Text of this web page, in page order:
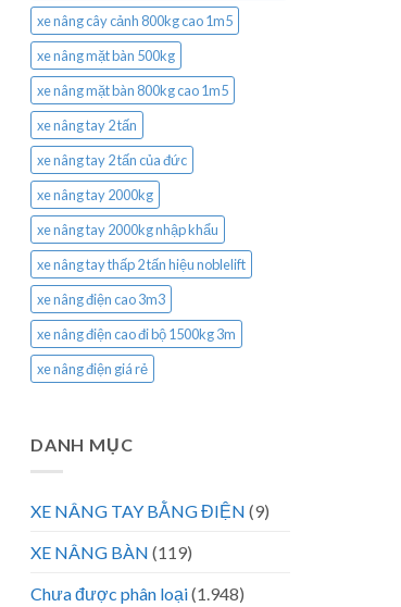
xe nâng cây cảnh 800kg cao 1m5
xe nâng mặt bàn 500kg
xe nâng mặt bàn 800kg cao 1m5
xe nâng tay 2 tấn
xe nâng tay 2 tấn của đức
xe nâng tay 2000kg
xe nâng tay 2000kg nhập khẩu
xe nâng tay thấp 2 tấn hiệu noblelift
xe nâng điện cao 3m3
xe nâng điện cao đi bộ 1500kg 3m
xe nâng điện giá rẻ
DANH MỤC
XE NÂNG TAY BẰNG ĐIỆN (9)
XE NÂNG BÀN (119)
Chưa được phân loại(1.948)